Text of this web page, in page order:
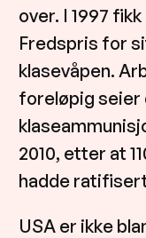
over. I 1997
Fredspris for
klasevåpen.
foreløpig seier
2010, etter at
hadde
USA er ikke